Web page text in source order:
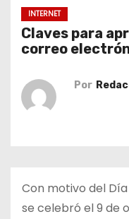
INTERNET
Claves para
correo
Por
Con motivo del
se celebró el 9 de